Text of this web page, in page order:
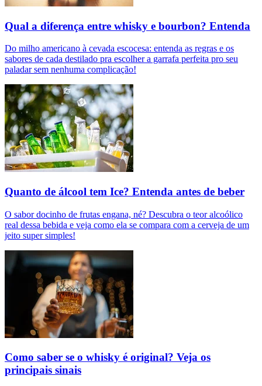
Qual a diferença entre whisky e bourbon? Entenda
Do milho americano à cevada escocesa: entenda as regras e os
sabores de cada destilado pra escolher a garrafa perfeita pro seu
paladar sem nenhuma complicação!
Quanto de álcool tem Ice? Entenda antes de beber
O sabor docinho de frutas engana, né? Descubra o teor alcoólico
real dessa bebida e veja como ela se compara com a cerveja de um
jeito super simples!
Como saber se o whisky é original? Veja os
principais sinais